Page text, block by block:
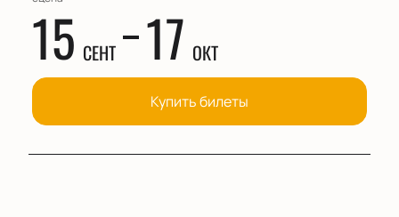
15 СЕНТ 17 ОКТ
Купить билеты